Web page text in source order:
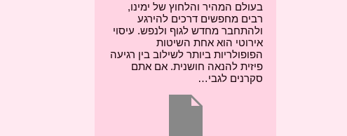
בעולם המהיר והלחוץ של ימינו,
רבים מחפשים דרכים להירגע
ולהתחבר מחדש לגוף ולנפש. עיסוי
אירוטי הוא אחת השיטות
הפופולריות ביותר לשילוב בין רגיעה
פיזית להנאה חושנית. אם אתם
סקרנים לגבי…